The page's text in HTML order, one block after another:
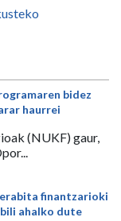
bidez
haurrei
(NUKF) gaur,
finantzarioki
ahalko dute